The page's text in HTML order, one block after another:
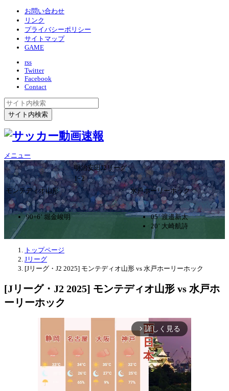
お問い合わせ
リンク
プライバシーポリシー
サイトマップ
GAME
rss
Twitter
Facebook
Contact
メニュー
明治安田J2リーグ
1ｰ2
モンテディオ山形
水戸ホーリーホック
90+6’ 堀金峻明
05’ 渡邉新太
20’ 大崎航詩
トップページ
Jリーグ
[Jリーグ・J2 2025] モンテディオ山形 vs 水戸ホーリーホック
[Jリーグ・J2 2025] モンテディオ山形 vs 水戸ホ
ーリーホック
arrow_forward_ios 詳しく見る